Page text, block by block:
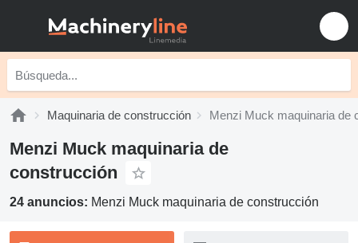
Maquinaria de construcción Menzi Muck maquinaria de
Menzi Muck maquinaria de
construcción
24 anuncios: Menzi Muck maquinaria de construcción